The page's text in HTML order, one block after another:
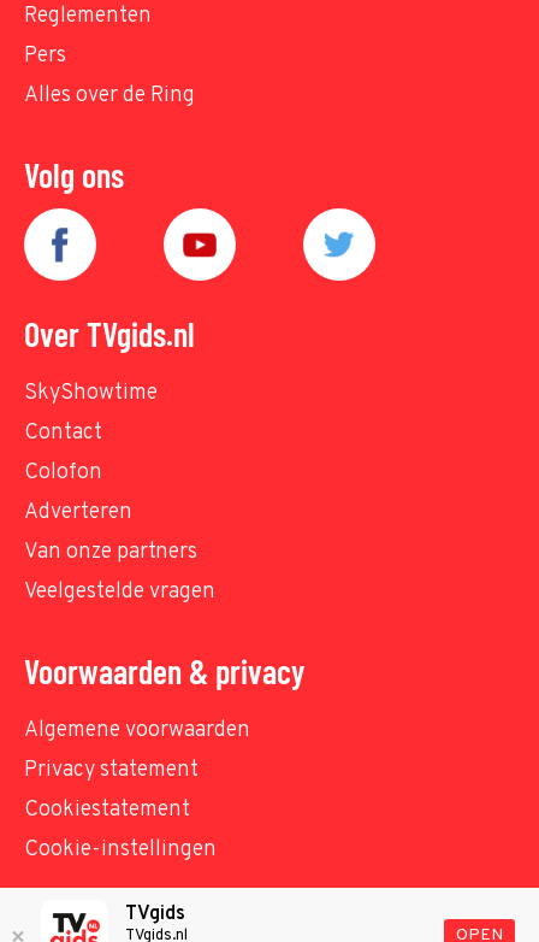
Reglementen
Pers
Alles over de Ring
Volg ons
Over TVgids.nl
SkyShowtime
Contact
Colofon
Adverteren
Van onze partners
Veelgestelde vragen
Voorwaarden & privacy
Algemene voorwaarden
Privacy statement
Cookiestatement
Cookie-instellingen
© TVgids.nl 2026 - All rights reserved. No text and
TVgids
TVgids.nl OPEN